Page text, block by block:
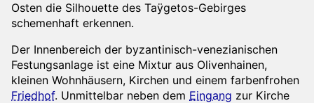
Osten die Silhouette des Taÿgetos-Gebirges
schemenhaft erkennen.
Der Innenbereich der byzantinisch-venezianischen
Festungsanlage ist eine Mixtur aus Olivenhainen,
kleinen Wohnhäusern, Kirchen und einem farbenfrohen
Friedhof. Unmittelbar neben dem Eingang zur Kirche